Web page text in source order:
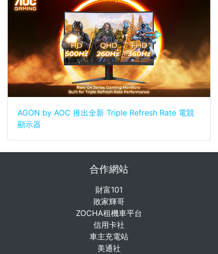
AGON by AOC 推出全新 Triple Refresh Rate 電競
顯示器
合作網站
財富101
敗家輝哥
ZOCHA租機車平台
信用卡社
車主充電站
美通社